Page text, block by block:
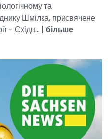
та
Шмілка, присвячене
- Східн... | більше